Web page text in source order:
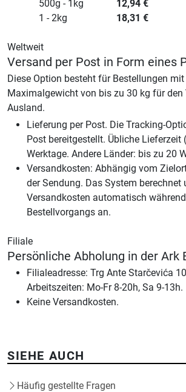
500g - 1kg 12,94 €
1 - 2kg
18,31 €
Weltweit
Versand per Post in Form eines
Diese Option besteht für Bestellungen mit
Maximalgewicht von bis zu 30 kg für den
Ausland.
Lieferung per Post. Die Tracking-
Post bereitgestellt. Übliche Lieferzeit
Werktage. Andere Länder: bis zu 20
Versandkosten: Abhängig vom
der Sendung. Das System berechnet
Versandkosten automatisch
Bestellvorgangs an.
Filiale
Persönliche Abholung in der Ark
Filialeadresse: Trg Ante Starčevića
Arbeitszeiten: Mo-Fr 8-20h, Sa 9-13h.
Keine Versandkosten.
SIEHE AUCH
Häufig gestellte Fragen